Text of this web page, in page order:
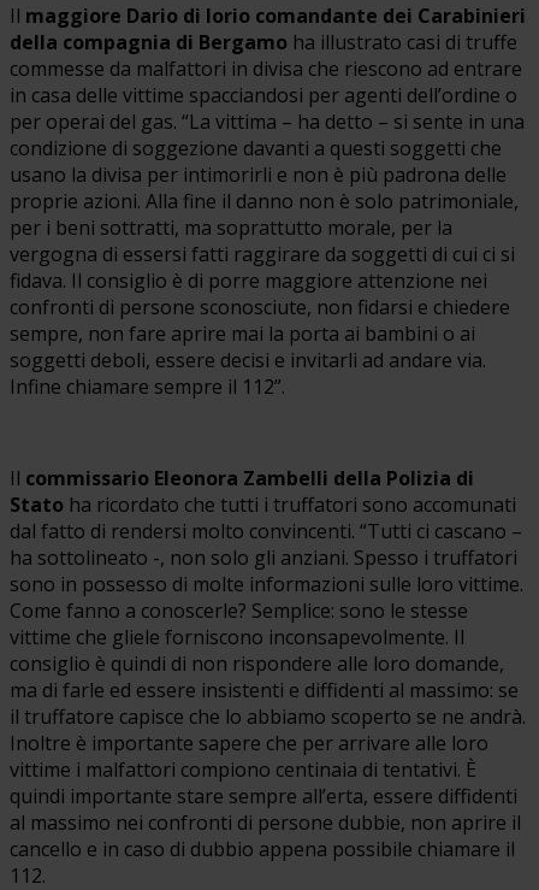
Il maggiore Dario di Iorio comandante dei Carabinieri
della compagnia di Bergamo ha illustrato casi di truffe
commesse da malfattori in divisa che riescono ad entrare
in casa delle vittime spacciandosi per agenti dell’ordine o
per operai del gas. “La vittima – ha detto – si sente in una
condizione di soggezione davanti a questi soggetti che
usano la divisa per intimorirli e non è più padrona delle
proprie azioni. Alla fine il danno non è solo patrimoniale,
per i beni sottratti, ma soprattutto morale, per la
vergogna di essersi fatti raggirare da soggetti di cui ci si
fidava. Il consiglio è di porre maggiore attenzione nei
confronti di persone sconosciute, non fidarsi e chiedere
sempre, non fare aprire mai la porta ai bambini o ai
soggetti deboli, essere decisi e invitarli ad andare via.
Infine chiamare sempre il 112”.
Il commissario Eleonora Zambelli della Polizia di
Stato ha ricordato che tutti i truffatori sono accomunati
dal fatto di rendersi molto convincenti. “Tutti ci cascano –
ha sottolineato -, non solo gli anziani. Spesso i truffatori
sono in possesso di molte informazioni sulle loro vittime.
Come fanno a conoscerle? Semplice: sono le stesse
vittime che gliele forniscono inconsapevolmente. Il
consiglio è quindi di non rispondere alle loro domande,
ma di farle ed essere insistenti e diffidenti al massimo: se
il truffatore capisce che lo abbiamo scoperto se ne andrà.
Inoltre è importante sapere che per arrivare alle loro
vittime i malfattori compiono centinaia di tentativi. È
quindi importante stare sempre all’erta, essere diffidenti
al massimo nei confronti di persone dubbie, non aprire il
cancello e in caso di dubbio appena possibile chiamare il
112.